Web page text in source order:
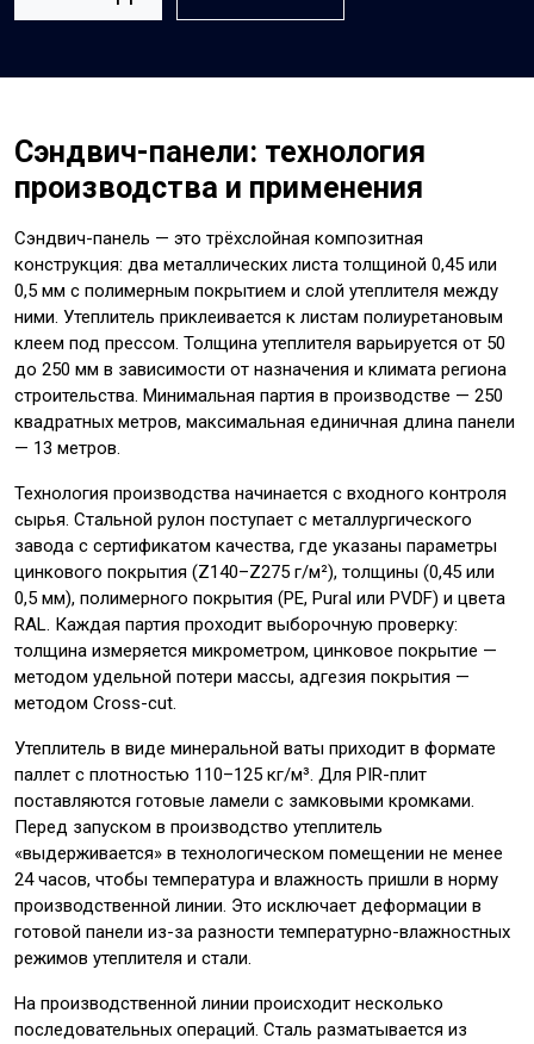
Сэндвич-панели: технология
производства и применения
Сэндвич-панель — это трёхслойная композитная
конструкция: два металлических листа толщиной 0,45 или
0,5 мм с полимерным покрытием и слой утеплителя между
ними. Утеплитель приклеивается к листам полиуретановым
клеем под прессом. Толщина утеплителя варьируется от 50
до 250 мм в зависимости от назначения и климата региона
строительства. Минимальная партия в производстве — 250
квадратных метров, максимальная единичная длина панели
— 13 метров.
Технология производства начинается с входного контроля
сырья. Стальной рулон поступает с металлургического
завода с сертификатом качества, где указаны параметры
цинкового покрытия (Z140–Z275 г/м²), толщины (0,45 или
0,5 мм), полимерного покрытия (PE, Pural или PVDF) и цвета
RAL. Каждая партия проходит выборочную проверку:
толщина измеряется микрометром, цинковое покрытие —
методом удельной потери массы, адгезия покрытия —
методом Cross-cut.
Утеплитель в виде минеральной ваты приходит в формате
паллет с плотностью 110–125 кг/м³. Для PIR-плит
поставляются готовые ламели с замковыми кромками.
Перед запуском в производство утеплитель
«выдерживается» в технологическом помещении не менее
24 часов, чтобы температура и влажность пришли в норму
производственной линии. Это исключает деформации в
готовой панели из-за разности температурно-влажностных
режимов утеплителя и стали.
На производственной линии происходит несколько
последовательных операций. Сталь разматывается из